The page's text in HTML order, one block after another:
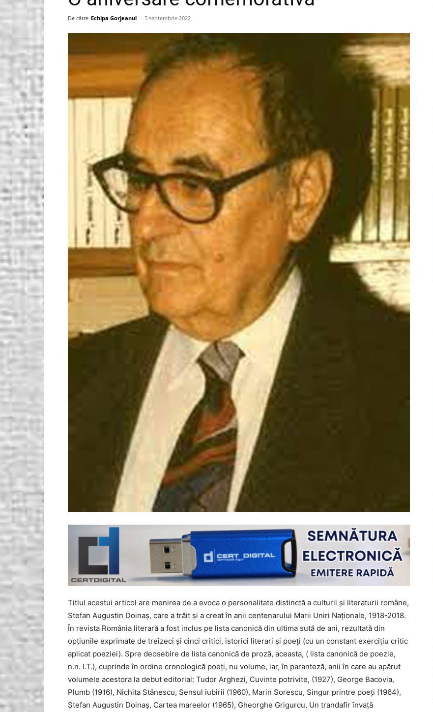
Gorjeanul.ro
De către Echipa Gorjeanul - 5 septembrie 2022
Titlul acestui articol are menirea de a evoca o personalitate distinctă a culturii şi literaturii române,
Ştefan Augustin Doinaş, care a trăit şi a creat în anii centenarului Marii Uniri Naţionale, 1918-2018.
În revista România literară a fost inclus pe lista canonică din ultima sută de ani, rezultată din
opţiunile exprimate de treizeci şi cinci critici, istorici literari şi poeţi (cu un constant exerciţiu critic
aplicat poeziei). Spre deosebire de lista canonică de proză, aceasta, ( lista canonică de poezie,
n.n. I.T.), cuprinde în ordine cronologică poeţi, nu volume, iar, în paranteză, anii în care au apărut
volumele acestora la debut editorial: Tudor Arghezi, Cuvinte potrivite, (1927), George Bacovia,
Plumb (1916), Nichita Stănescu, Sensul iubirii (1960), Marin Sorescu, Singur printre poeţi (1964),
Ştefan Augustin Doinaş, Cartea mareelor (1965), Gheorghe Grigurcu, Un trandafir învaţă